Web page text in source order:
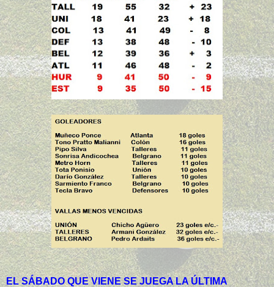
EL SÁBADO QUE VIENE SE JUEGA LA ÚLTIMA